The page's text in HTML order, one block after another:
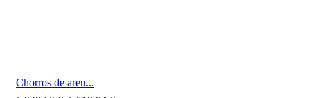
Chorros de aren...